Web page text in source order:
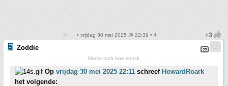
• vrijdag 30 mei 2025 @ 22:39 • 4
Zoddie
Merck toch hoe sterck
Op vrijdag 30 mei 2025 22:11 schreef HowardRoark
het volgende: